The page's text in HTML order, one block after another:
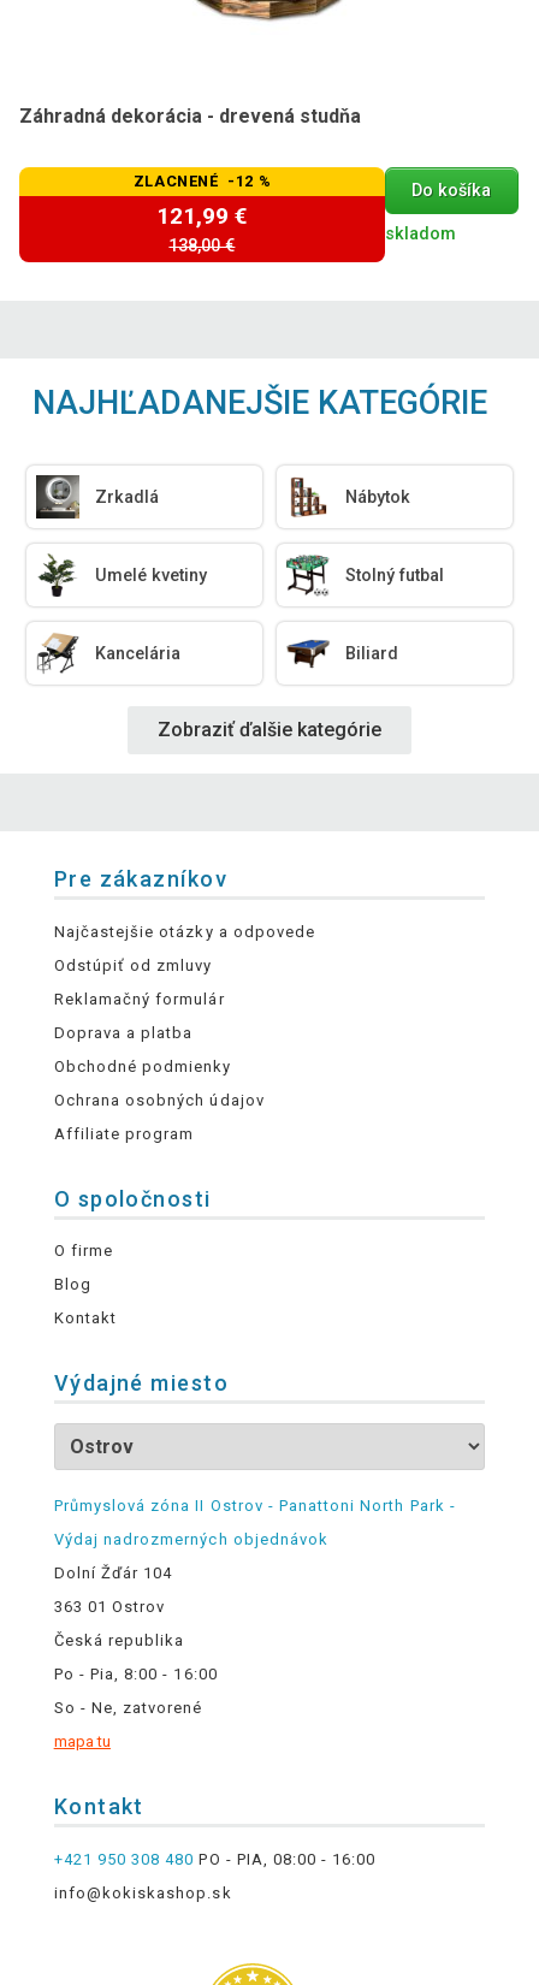
Záhradná dekorácia - drevená studňa
ZLACNENÉ -12 %
121,99 €
138,00 €
Do košíka
skladom
NAJHĽADANEJŠIE KATEGÓRIE
Zrkadlá Nábytok
Umelé kvetiny Stolný futbal
Kancelária Biliard
Zobraziť ďalšie kategórie
Pre zákazníkov
Najčastejšie otázky a odpovede
Odstúpiť od zmluvy
Reklamačný formulár
Doprava a platba
Obchodné podmienky
Ochrana osobných údajov
Affiliate program
O spoločnosti
O firme
Blog
Kontakt
Výdajné miesto
Průmyslová zóna II Ostrov - Panattoni North Park -
Výdaj nadrozmerných objednávok
Dolní Žďár 104
363 01 Ostrov
Česká republika
Po - Pia, 8:00 - 16:00
So - Ne, zatvorené
mapa tu
Kontakt
+421 950 308 480 PO - PIA, 08:00 - 16:00
info@kokiskashop.sk